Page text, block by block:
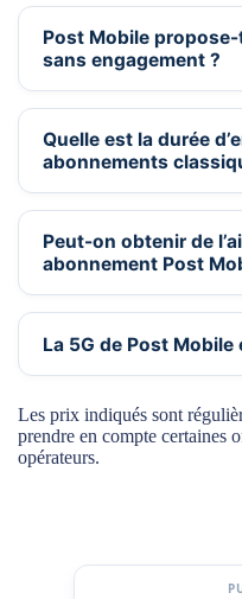
Post Mobile
sans engagement ?
Quelle est la durée
abonnements
Peut-on obtenir de
abonnement Post
La 5G de Post
Les prix indiqués sont
prendre en compte certaines
opérateurs.